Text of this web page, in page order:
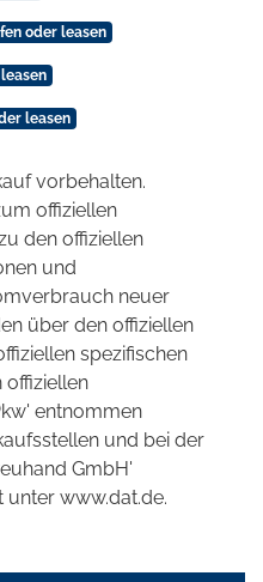
oder leasen
leasen
vorbehalten.
offiziellen
den offiziellen
und
neuer
über den offiziellen
spezifischen
offiziellen
entnommen
und bei der
GmbH'
unter www.dat.de.